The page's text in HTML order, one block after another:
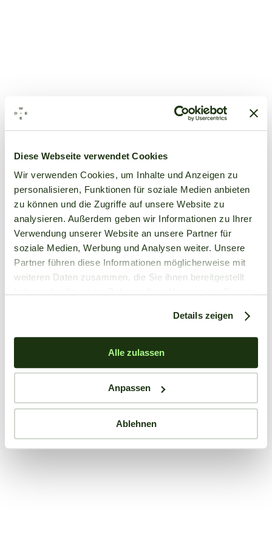
Diese Webseite verwendet Cookies
Wir verwenden Cookies, um Inhalte und Anzeigen zu
personalisieren, Funktionen für soziale Medien anbieten
zu können und die Zugriffe auf unsere Website zu
analysieren. Außerdem geben wir Informationen zu Ihrer
Verwendung unserer Website an unsere Partner für
soziale Medien, Werbung und Analysen weiter. Unsere
Partner führen diese Informationen möglicherweise mit
weiteren Daten zusammen, die Sie ihnen bereitgestellt
Details zeigen
Alle zulassen
Anpassen
Ablehnen